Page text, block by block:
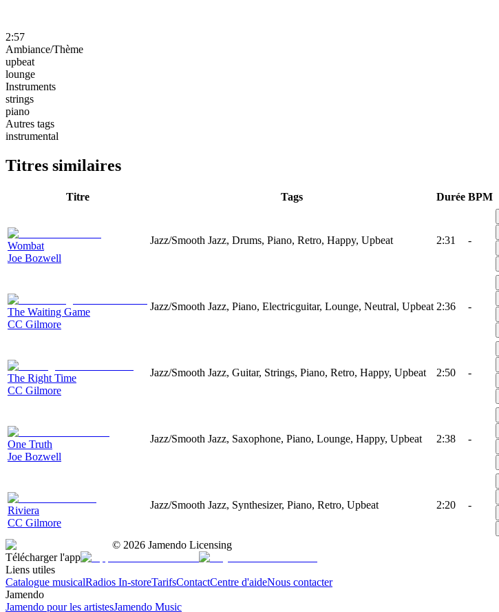
2:57
Ambiance/Thème
upbeat
lounge
Instruments
strings
piano
Autres tags
instrumental
Titres similaires
Titre Tags Durée BPM
Wombat
Joe Bozwell
Jazz/Smooth Jazz, Drums, Piano, Retro, Happy, Upbeat 2:31 -
The Waiting Game
CC Gilmore
Jazz/Smooth Jazz, Piano, Electricguitar, Lounge, Neutral, Upbeat 2:36 -
The Right Time
CC Gilmore
Jazz/Smooth Jazz, Guitar, Strings, Piano, Retro, Happy, Upbeat 2:50 -
One Truth
Joe Bozwell
Jazz/Smooth Jazz, Saxophone, Piano, Lounge, Happy, Upbeat 2:38 -
Riviera
CC Gilmore
Jazz/Smooth Jazz, Synthesizer, Piano, Retro, Upbeat 2:20 -
© 2026 Jamendo Licensing
Télécharger l'app
Liens utiles
Catalogue musicalRadios In-storeTarifsContactCentre d'aideNous contacter
Jamendo
Jamendo pour les artistesJamendo Music